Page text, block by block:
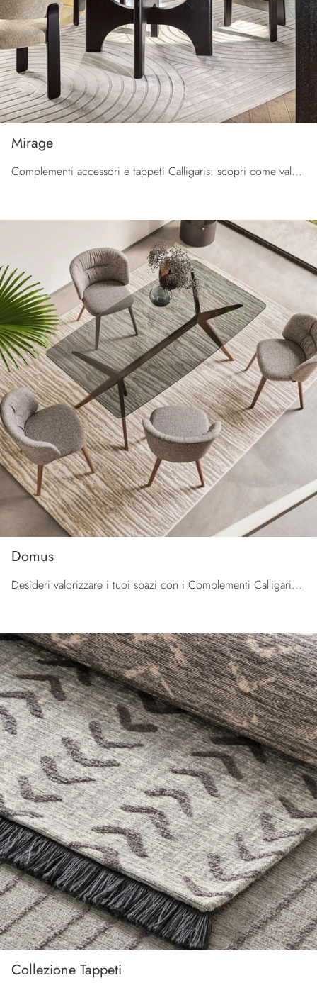
Mirage
Complementi accessori e tappeti Calligaris: scopri come valorizzare i tuoi spazi moderni con il modello Mirage.
Domus
Desideri valorizzare i tuoi spazi con i Complementi Calligaris? Eccoti differenti modelli di tappeti in tessuto come Domus.
Collezione Tappeti